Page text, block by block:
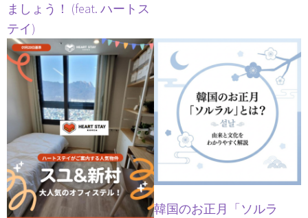
ましょう！ (feat. ハートス
テイ)
韓国のお正月「ソルラ